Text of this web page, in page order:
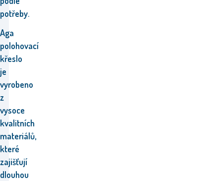
potřeby.
Aga
polohovací
křeslo
je
vyrobeno
z
vysoce
kvalitních
materiálů,
které
zajišťují
dlouhou